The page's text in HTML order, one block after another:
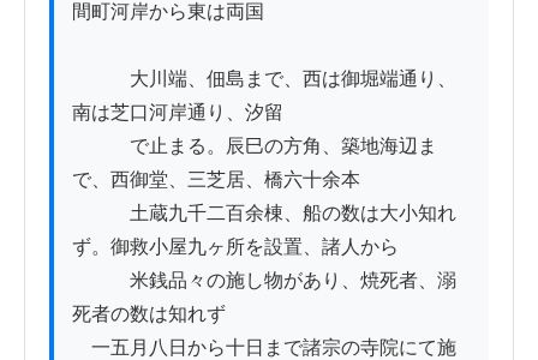
間町河岸から東は両国
大川端、佃島まで、西は御堀端通り、
南は芝口河岸通り、汐留
で止まる。辰巳の方角、築地海辺ま
で、西御堂、三芝居、橋六十余本
土蔵九千二百余棟、船の数は大小知れ
ず。御救小屋九ヶ所を設置、諸人から
米銭品々の施し物があり、焼死者、溺
死者の数は知れず
一五月八日から十日まで諸宗の寺院にて施